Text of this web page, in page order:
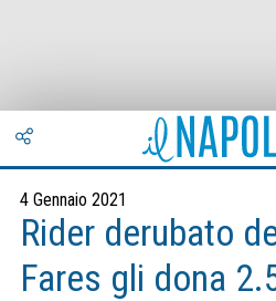
4 Gennaio 2021
Rider derubato
Fares gli dona